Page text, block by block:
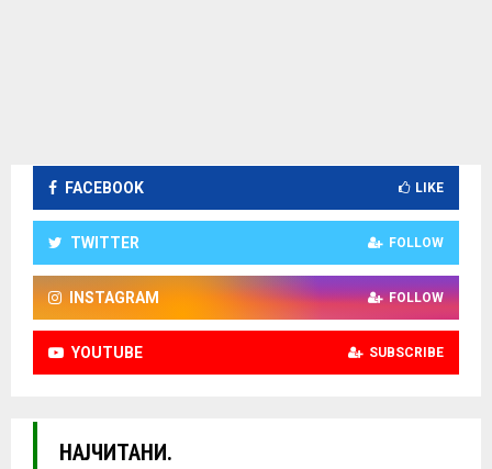
FACEBOOK LIKE
TWITTER FOLLOW
INSTAGRAM FOLLOW
YOUTUBE SUBSCRIBE
НАЈЧИТАНИ.